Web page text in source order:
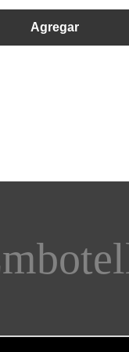
Agregar